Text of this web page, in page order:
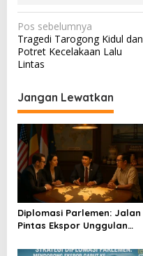
N
a
v
g
a
s
i
p
o
s
Pos sebelumnya
Tragedi Tarogong Kidul dan
Potret Kecelakaan Lalu
Lintas
Jangan Lewatkan
Diplomasi Parlemen: Jalan
Pintas Ekspor Unggulan